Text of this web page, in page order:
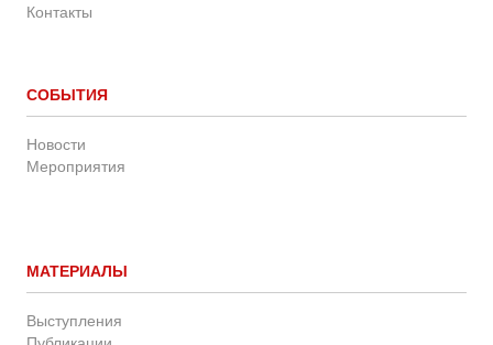
Контакты
СОБЫТИЯ
Новости
Мероприятия
МАТЕРИАЛЫ
Выступления